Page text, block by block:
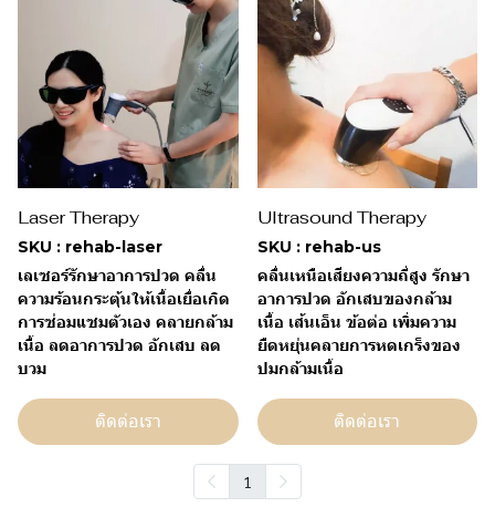
Laser Therapy
SKU : rehab-laser
เลเซอร์รักษาอาการปวด คลื่น
ความร้อนกระตุ้นให้เนื้อเยื่อเกิด
การซ่อมแซมตัวเอง คลายกล้าม
เนื้อ ลดอาการปวด อักเสบ ลด
บวม
ติดต่อเรา
Ultrasound Therapy
SKU : rehab-us
คลื่นเหนือเสียงความถี่สูง รักษา
อาการปวด อักเสบของกล้าม
เนื้อ เส้นเอ็น ข้อต่อ เพิ่มความ
ยืดหยุ่นคลายการหดเกร็งของ
ปมกล้ามเนื้อ
ติดต่อเรา
1